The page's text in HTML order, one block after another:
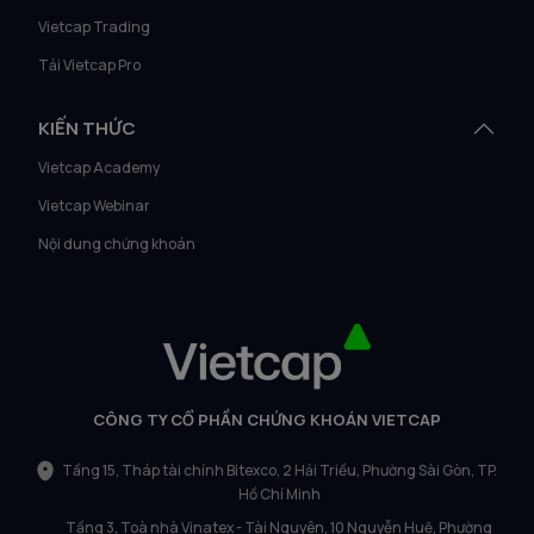
Vietcap Trading
Tải Vietcap Pro
KIẾN THỨC
Vietcap Academy
Vietcap Webinar
Nội dung chứng khoán
CÔNG TY CỔ PHẦN CHỨNG KHOÁN VIETCAP
Tầng 15, Tháp tài chính Bitexco, 2 Hải Triều, Phường Sài Gòn, TP.
Hồ Chí Minh
Tầng 3, Toà nhà Vinatex - Tài Nguyên, 10 Nguyễn Huệ, Phường